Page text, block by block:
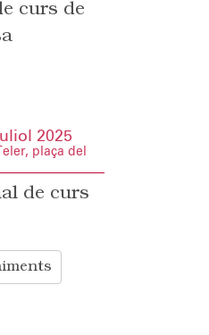
curs de
2025
plaça del
de curs